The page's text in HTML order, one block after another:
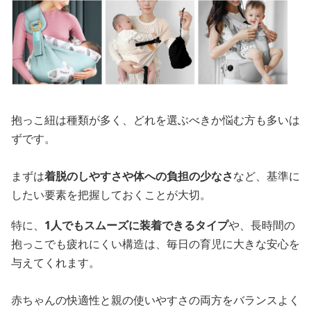
抱っこ紐は種類が多く、どれを選ぶべきか悩む方も多いは
ずです。
まずは着脱のしやすさや体への負担の少なさなど、基準に
したい要素を把握しておくことが大切。
特に、 1人でもスムーズに装着できるタイプや、長時間の
抱っこでも疲れにくい構造は、毎日の育児に大きな安心を
与えてくれます。
赤ちゃんの快適性と親の使いやすさの両方をバランスよく